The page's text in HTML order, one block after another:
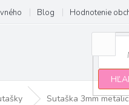
Blog Hodnotenie
Sutaška 3mm